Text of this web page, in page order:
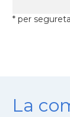
* per
La